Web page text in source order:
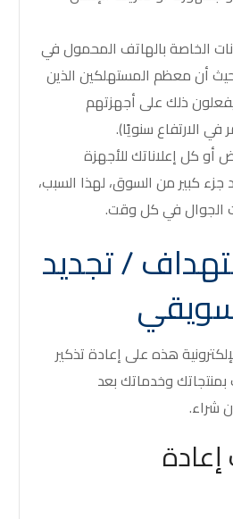
الخاصة بالهاتف المحمول في
أن معظم المستهلكين الذين
ذلك على أجهزتهم
في الارتفاع سنويًا).
كل إعلاناتك للأجهزة
كبير من السوق، لهذا السبب،
الجوال في كل وقت.
/ تجديد
هذه على إعادة تذكير
وخدماتك بعد
شراء.
إعادة